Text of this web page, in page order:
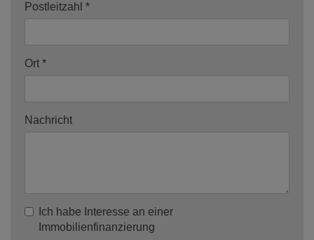
Postleitzahl
Ort
Nachricht
Ich habe Interesse an einer
Immobilienfinanzierung